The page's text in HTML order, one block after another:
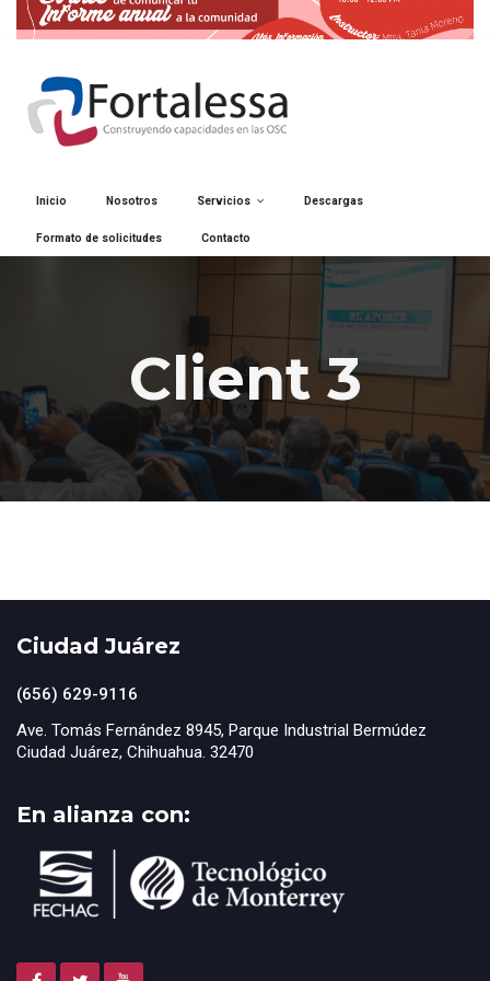
Inicio Nosotros Servicios Descargas
Formato de solicitudes Contacto
Client 3
Ciudad Juárez
(656) 629-9116
Ave. Tomás Fernández 8945, Parque Industrial Bermúdez
Ciudad Juárez, Chihuahua. 32470
En alianza con: